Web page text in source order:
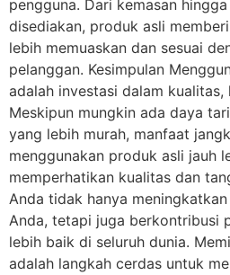
pengguna. Dari kemasan
disediakan, produk asli
lebih memuaskan dan sesuai
pelanggan. Kesimpulan
adalah investasi dalam kualitas,
Meskipun mungkin ada daya
yang lebih murah, manfaat
menggunakan produk asli jauh
memperhatikan kualitas dan
Anda tidak hanya
Anda, tetapi juga berkontribusi
lebih baik di seluruh dunia.
adalah langkah cerdas untuk